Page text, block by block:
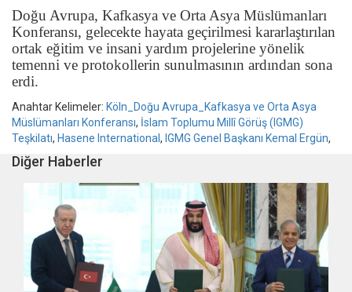
Doğu Avrupa, Kafkasya ve Orta Asya Müslümanları
Konferansı, gelecekte hayata geçirilmesi kararlaştırılan
ortak eğitim ve insani yardım projelerine yönelik
temenni ve protokollerin sunulmasının ardından sona
erdi.
Anahtar Kelimeler: Köln_Doğu Avrupa_Kafkasya ve Orta Asya
Müslümanları Konferansı, İslam Toplumu Millî Görüş (IGMG)
Teşkilatı, Hasene International , IGMG Genel Başkanı Kemal Ergün,
Diğer Haberler